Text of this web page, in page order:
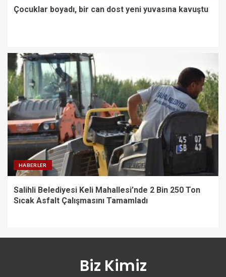
Çocuklar boyadı, bir can dost yeni yuvasına kavuştu
HABERLER
Salihli Belediyesi Keli Mahallesi’nde 2 Bin 250 Ton
Sıcak Asfalt Çalışmasını Tamamladı
Biz Kimiz